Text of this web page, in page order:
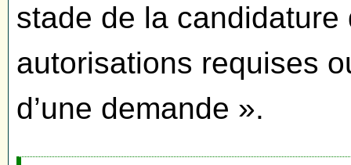
stade de la candidature
autorisations requises
d’une demande ».